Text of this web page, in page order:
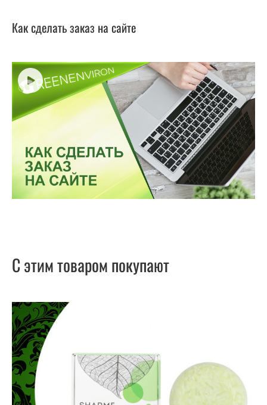
Как сделать заказ на сайте
С этим товаром покупают